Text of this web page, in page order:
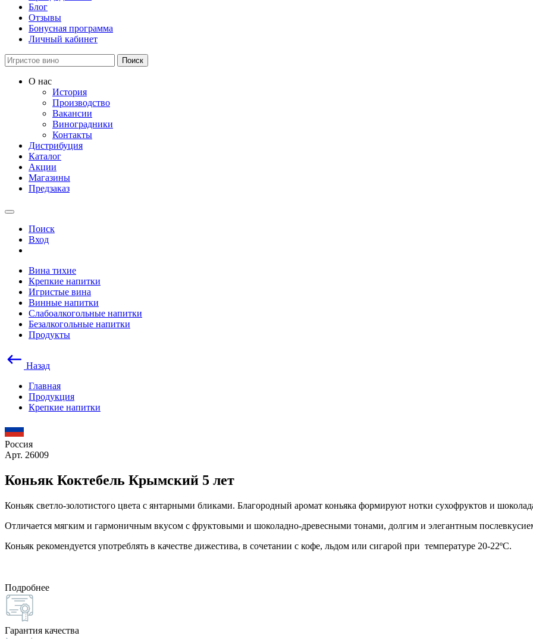
Блог
Отзывы
Бонусная программа
Личный кабинет
Поиск
О нас
История
Производство
Вакансии
Виноградники
Контакты
Дистрибуция
Каталог
Акции
Магазины
Предзаказ
Поиск
Вход
Вина тихие
Крепкие напитки
Игристые вина
Винные напитки
Слабоалкогольные напитки
Безалкогольные напитки
Продукты
Назад
Главная
Продукция
Крепкие напитки
Россия
Арт. 26009
Коньяк Коктебель Крымский 5 лет
Коньяк светло-золотистого цвета с янтарными бликами. Благородный аромат коньяка формируют нотки сухофруктов и
Отличается мягким и гармоничным вкусом с фруктовыми и шоколадно-древесными тонами, долгим и элегантным
Коньяк рекомендуется употреблять в качестве дижестива, в сочетании с кофе, льдом или сигарой при температуре 20-22ºС.
Подробнее
Гарантия качества